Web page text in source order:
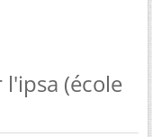
(école